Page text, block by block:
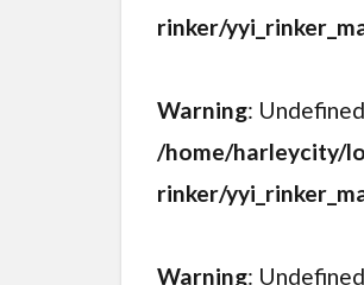
rinker/
Warning:
/home/harleycity/
rinker/
Warning: